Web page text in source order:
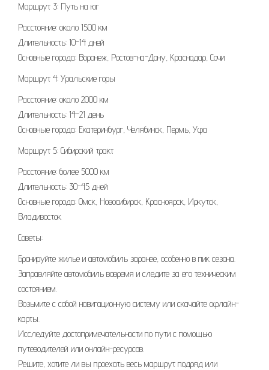
Маршрут 3: Путь на юг
Расстояние: около 1500 км
Длительность: 10-14 дней
Основные города: Воронеж, Ростов-на-Дону, Краснодар, Сочи
Маршрут 4: Уральские горы
Расстояние: около 2000 км
Длительность: 14-21 день
Основные города: Екатеринбург, Челябинск, Пермь, Уфа
Маршрут 5: Сибирский тракт
Расстояние: более 5000 км
Длительность: 30-45 дней
Основные города: Омск, Новосибирск, Красноярск, Иркутск,
Владивосток
Советы:
Бронируйте жилье и автомобиль заранее, особенно в пик сезона.
Заправляйте автомобиль вовремя и следите за его техническим
состоянием.
Возьмите с собой навигационную систему или скачайте офлайн-
карты.
Исследуйте достопримечательности по пути с помощью
путеводителей или онлайн-ресурсов.
Решите, хотите ли вы проехать весь маршрут подряд или